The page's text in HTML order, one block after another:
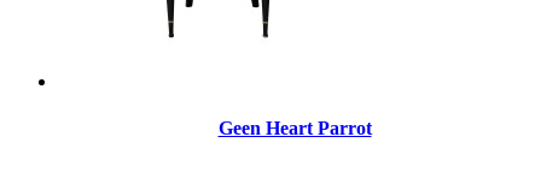
Geen Heart Parrot